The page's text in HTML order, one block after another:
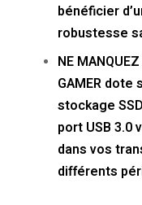
bénéficier
robustesse
NE
GAMER dote
stockage SSD
port USB 3.0
dans vos
différents